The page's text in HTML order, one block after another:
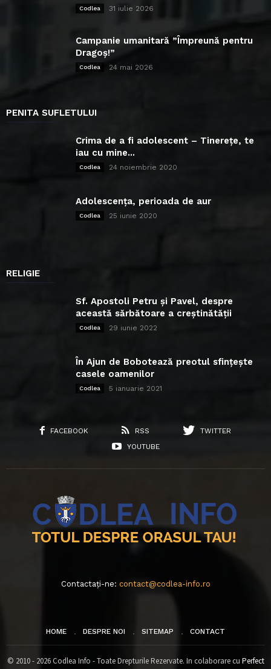
Codlea 31 iulie 2026
Campanie umanitară ”Împreună pentru
Dragoș!”
Codlea 24 mai 2026
PENITA SUFLETULUI
Crima de a fi adolescent – Tinerețe, te
iau cu mine...
Codlea 24 noiembrie 2020
Adolescența, perioada de aur
Codlea 25 iunie 2020
RELIGIE
Sf. Apostoli Petru și Pavel, despre
această sărbătoare a creștinătății
Codlea 29 iunie 2022
În Ajun de Bobotează preotul sfințește
casele oamenilor
Codlea 5 ianuarie 2021
FACEBOOK RSS
TWITTER
YOUTUBE
Contactați-ne: contact@codlea-info.ro
HOME DESPRE NOI SITEMAP CONTACT
© 2010 - 2026 Codlea Info - Toate Drepturile Rezervate. In colaborare cu Perfect